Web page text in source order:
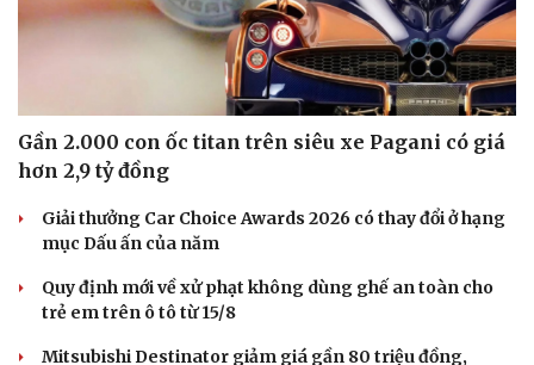
Gần 2.000 con ốc titan trên siêu xe Pagani có giá
hơn 2,9 tỷ đồng
Giải thưởng Car Choice Awards 2026 có thay đổi ở hạng
mục Dấu ấn của năm
Quy định mới về xử phạt không dùng ghế an toàn cho
trẻ em trên ô tô từ 15/8
Mitsubishi Destinator giảm giá gần 80 triệu đồng,